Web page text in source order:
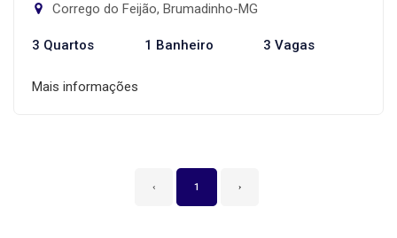
Corrego do Feijão, Brumadinho-MG
3 Quartos 1 Banheiro 3 Vagas
Mais informações
‹ 1 ›